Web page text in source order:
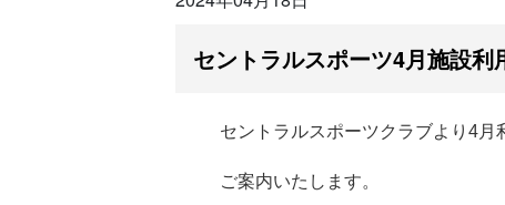
セントラルスポーツ4月施設
セントラルスポーツクラブより4
ご案内いたします。